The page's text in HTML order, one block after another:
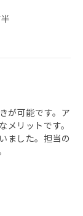
が可能です。ア
リットです。
ました。担当の